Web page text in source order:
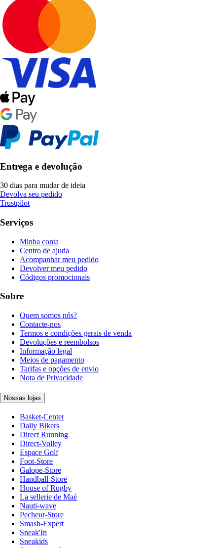
Entrega e devolução
30 dias para mudar de ideia
Devolva seu pedido
Trustpilot
Serviços
Minha conta
Centro de ajuda
Acompanhar meu pedido
Devolver meu pedido
Códigos promocionais
Sobre
Quem somos nós?
Contacte-nos
Termos e condições gerais de venda
Devoluções e reembolsos
Informação legal
Meios de pagamento
Tarifas e opções de envio
Nota de Privacidade
Nossas lojas
Basket-Center
Daily Bikers
Direct Running
Direct-Volley
Espace Golf
Foot-Store
Galope-Store
Handball-Store
House of Rugby
La sellerie de Maé
Nauti-wave
Pecheur-Store
Smash-Expert
Sneak'In
Sneakids